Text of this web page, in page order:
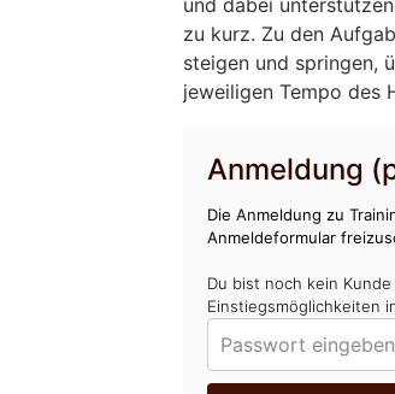
und dabei
zu kurz. Zu den
steigen und springen,
jeweiligen Tempo des
Anmeldung
Die Anmeldung zu
Anmeldeformular
Du bist noch kein
Einstiegsmöglichkeiten